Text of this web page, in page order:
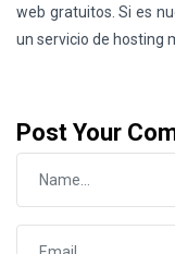
web gratuitos. Si es
un servicio de hosting
Post Your